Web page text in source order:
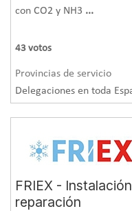
con CO2 y NH3 ...
43 votos
Provincias de servicio
Delegaciones en toda
FRIEX -
reparación